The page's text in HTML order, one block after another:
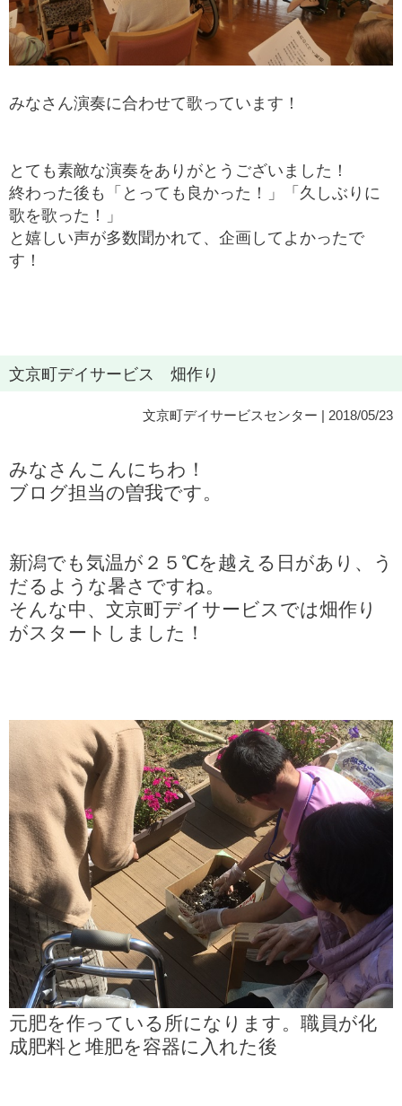
みなさん演奏に合わせて歌っています！
とても素敵な演奏をありがとうございました！
終わった後も「とっても良かった！」「久しぶりに
歌を歌った！」
と嬉しい声が多数聞かれて、企画してよかったで
す！
文京町デイサービス 畑作り
文京町デイサービスセンター | 2018/05/23
みなさんこんにちわ！
ブログ担当の曽我です。
新潟でも気温が２５℃を越える日があり、う
だるような暑さですね。
そんな中、文京町デイサービスでは畑作り
がスタートしました！
元肥を作っている所になります。職員が化
成肥料と堆肥を容器に入れた後